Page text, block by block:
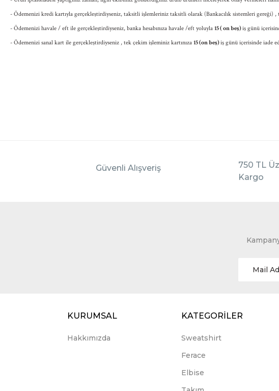
- Ödemenizi kredi kartıyla gerçekleştirdiyseniz, taksitli işlemleriniz taksitli olarak (Bankacılık sistemleri gereği)
- Ödemenizi havale / eft ile gerçekleştirdiyseniz, banka hesabınıza havale /eft yoluyla 15 ( on beş)iş günü
- Ödemenizi sanal kart ile gerçekleştirdiyseniz , tek çekim işleminiz kartınıza 15 (on beş)iş günü içerisinde iade
Güvenli Alışveriş
750 TL
Kargo
KURUMSAL
Hakkımızda
KATEGORİLER
Sweatshirt
Ferace
Elbise